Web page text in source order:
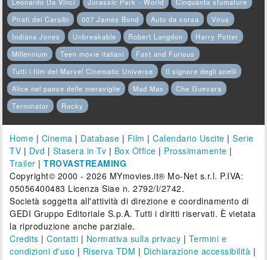
Leonardo Da Vinci
Jurassic Park - World
Cinquanta sfumature
Pirati dei Caraibi
007 James Bond Auto da corsa
Virus
Indiana Jones
Unbreakable Robert Langdon
Harry Potter
Millennium
Teen movie italiani
Fast and Furious
Tutti i film del Marvel Cinematic Universe
Il signore degli anelli
Alice nel paese delle meraviglie
Mad Max
Che Guevara
Terminator
Rocky
Home | Cinema | Database | Film |Calendario Uscite |Serie
TV | Dvd | Stasera in Tv | Box Office | Prossimamente |
Trailer |TROVASTREAMING
Copyright© 2000 - 2026 MYmovies.it® Mo-Net s.r.l. P.IVA:
05056400483 Licenza Siae n. 2792/I/2742.
Società soggetta all'attività di direzione e coordinamento di
GEDI Gruppo Editoriale S.p.A. Tutti i diritti riservati. È vietata
la riproduzione anche parziale.
Credits |Contatti | Normativa sulla privacy | Termini e
condizioni d'uso | Riserva TDM | Dichiarazione accessibilità |